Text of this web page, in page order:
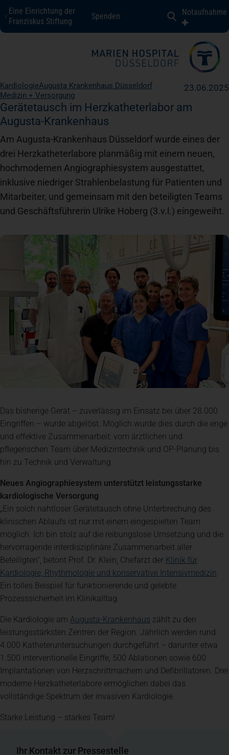
Eine Einrichtung der
Franziskus Stiftung
Spenden Notaufnahme
Marien Hospital Düsseldorf
Patienten + Besucher
Über uns
Karriere
Kontakt
Spenden + Helfen
Spenden
Veranstaltungen
Patientenportal
KardiologieAugusta Krankenhaus Düsseldorf
Medizin + Versorgung
23.06.2025
Gerätetausch im Herzkatheterlabor am
Augusta-Krankenhaus
Am Augusta-Krankenhaus Düsseldorf wurde eines der
drei Herzkatheterlabore planmäßig mit einem neuen,
hochmodernen Angiographiesystem ausgestattet,
inklusive niedriger Strahlenbelastung für Patienten und
Mitarbeiter, und gemeinsam mit den beteiligten Teams
und Geschäftsführerin Ulrike Hoberg (3.v.l.) eingeweiht.
Das bisherige Gerät – zuverlässig im Einsatz bei über 28.000
Eingriffen – wurde abgelöst. Möglich wurde dies durch die enge
und effektive Zusammenarbeit: vom ärztlichen und
pflegerischen Team über Medizintechnik und OP-Planung bis
hin zu Technik und Verwaltung.
Neues Angiographiesystem unterstützt leistungsstarke
kardiologische Versorgung
„Ein solch nahtloser Gerätetausch ohne Unterbrechung des
klinischen Ablaufs ist nur mit einem eingespielten Team
möglich. Ich bin stolz auf die reibungslose Umsetzung und die
hervorragende interdisziplinäre Zusammenarbeit aller
Beteiligten“, betont Prof. Dr. Klein, Chefarzt der Klinik für
Kardiologie, Rhythmologie und konservative Intensivmedizin
Ein tolles Beispiel für funktionierende und gelebte
Prozesssicherheit im Klinikalltag.
Die Kardiologie am Augusta-Krankenhaus (öffnet in einem
zählt zu den
leistungsstärksten Zentren der Region. Jährlich werden rund
4.000 Katheteruntersuchungen durchgeführt – darunter etwa
1.500 interventionelle Eingriffe, 500 Ablationen sowie 600
Implantationen von Herzschrittmachern und Defibrillatoren. Drei
moderne Herzkatheterlabore ermöglichen dabei das
vollständige Spektrum der invasiven Kardiologie.
Starke Leistung – starkes Team!
Ihr Kontakt zur Pressestelle